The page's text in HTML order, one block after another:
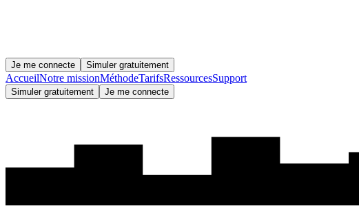
Je me connecte Simuler gratuitement
AccueilNotre missionMéthodeTarifsRessourcesSupport
Simuler gratuitement Je me connecte